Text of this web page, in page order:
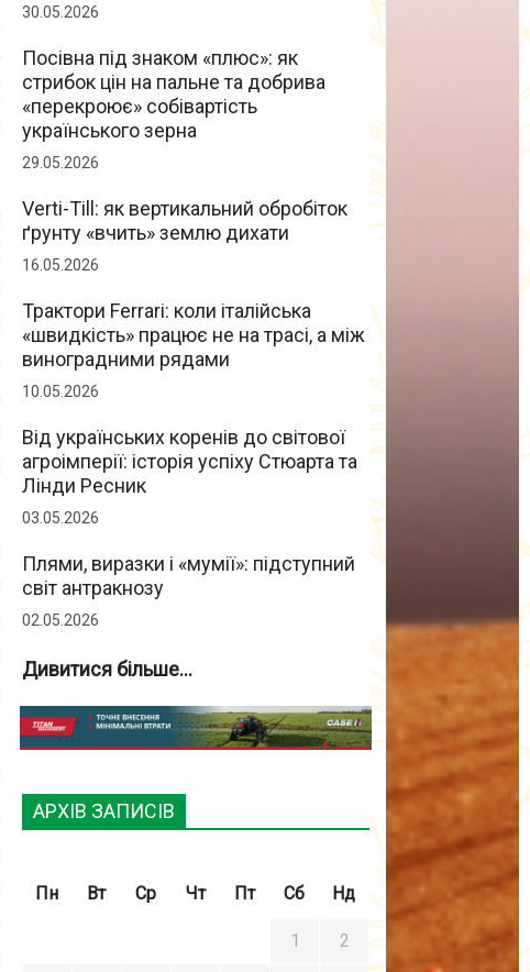
30.05.2026
Посівна під знаком «плюс»: як
стрибок цін на пальне та добрива
«перекроює» собівартість
українського зерна
29.05.2026
Verti-Till: як вертикальний обробіток
ґрунту «вчить» землю дихати
16.05.2026
Трактори Ferrari: коли італійська
«швидкість» працює не на трасі, а між
виноградними рядами
10.05.2026
Від українських коренів до світової
агроімперії: історія успіху Стюарта та
Лінди Ресник
03.05.2026
Плями, виразки і «мумії»: підступний
світ антракнозу
02.05.2026
Дивитися більше...
АРХІВ ЗАПИСІВ
Пн Вт Ср Чт Пт Сб Нд
1 2